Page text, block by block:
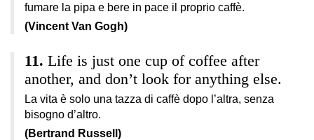
fumare la pipa e bere in pace il proprio caffè.
(Vincent Van Gogh)
Life is just one cup of coffee after
another, and don’t look for anything else.
La vita è solo una tazza di caffè dopo l’altra, senza
bisogno d’altro.
(Bertrand Russell)